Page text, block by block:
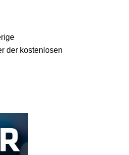
der kostenlosen